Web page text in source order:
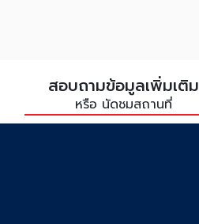
สอบถามข้อมูลเพิ่มเติม
หรือ นัดชมสถานที่